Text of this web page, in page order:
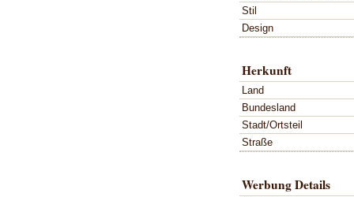
Stil
Design
Herkunft
Land
Bundesland
Stadt/Ortsteil
Straße
Werbung Details